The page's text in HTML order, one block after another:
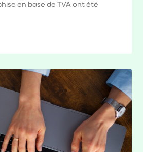
en base de TVA ont été